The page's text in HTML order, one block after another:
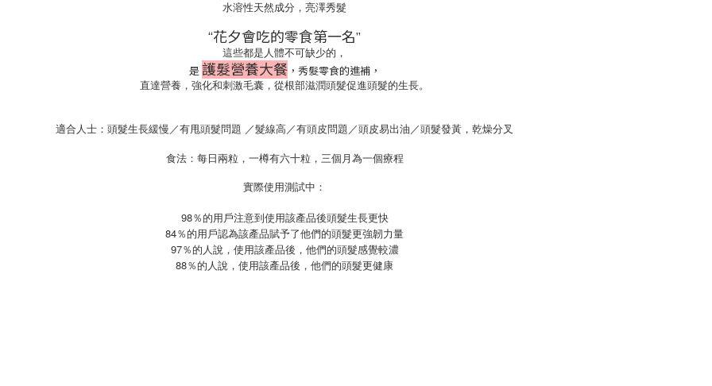
水溶性天然成分，亮澤秀髮
‘‘花夕會吃的零食第一名’’
這些都是人體不可缺少的，
是護髮營養大餐，秀髮零食的進補，
直達營養，強化和刺激毛囊，從根部滋潤頭髮促進頭髮的生長。
適合人士：頭髮生長緩慢／有甩頭髮問題 ／髮線高／有頭皮問題／頭皮易出油／頭髮發黃，乾燥分叉
食法：每日兩粒，一樽有六十粒，三個月為一個療程
實際使用測試中：
98％的用戶注意到使用該產品後頭髮生長更快
84％的用戶認為該產品賦予了他們的頭髮更強韌力量
97％的人說，使用該產品後，他們的頭髮感覺較濃
88％的人說，使用該產品後，他們的頭髮更健康